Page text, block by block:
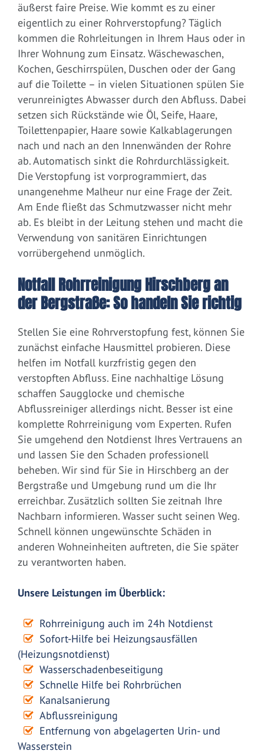
äußerst faire Preise. Wie kommt es zu einer
eigentlich zu einer Rohrverstopfung? Täglich
kommen die Rohrleitungen in Ihrem Haus oder in
Ihrer Wohnung zum Einsatz. Wäschewaschen,
Kochen, Geschirrspülen, Duschen oder der Gang
auf die Toilette – in vielen Situationen spülen Sie
verunreinigtes Abwasser durch den Abfluss. Dabei
setzen sich Rückstände wie Öl, Seife, Haare,
Toilettenpapier, Haare sowie Kalkablagerungen
nach und nach an den Innenwänden der Rohre
ab. Automatisch sinkt die Rohrdurchlässigkeit.
Die Verstopfung ist vorprogrammiert, das
unangenehme Malheur nur eine Frage der Zeit.
Am Ende fließt das Schmutzwasser nicht mehr
ab. Es bleibt in der Leitung stehen und macht die
Verwendung von sanitären Einrichtungen
vorrübergehend unmöglich.
Notfall Rohrreinigung Hirschberg an
der Bergstraße: So handeln Sie richtig
Stellen Sie eine Rohrverstopfung fest, können Sie
zunächst einfache Hausmittel probieren. Diese
helfen im Notfall kurzfristig gegen den
verstopften Abfluss. Eine nachhaltige Lösung
schaffen Saugglocke und chemische
Abflussreiniger allerdings nicht. Besser ist eine
komplette Rohrreinigung vom Experten. Rufen
Sie umgehend den Notdienst Ihres Vertrauens an
und lassen Sie den Schaden professionell
beheben. Wir sind für Sie in Hirschberg an der
Bergstraße und Umgebung rund um die Ihr
erreichbar. Zusätzlich sollten Sie zeitnah Ihre
Nachbarn informieren. Wasser sucht seinen Weg.
Schnell können ungewünschte Schäden in
anderen Wohneinheiten auftreten, die Sie später
zu verantworten haben.
Unsere Leistungen im Überblick:
Rohrreinigung auch im 24h Notdienst
Sofort-Hilfe bei Heizungsausfällen
(Heizungsnotdienst)
Wasserschadenbeseitigung
Schnelle Hilfe bei Rohrbrüchen
Kanalsanierung
Abflussreinigung
Entfernung von abgelagerten Urin- und
Wasserstein